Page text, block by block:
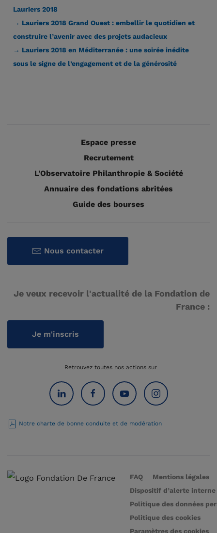
Lauriers 2018
→ Lauriers 2018 Grand Ouest : embellir le quotidien et
construire l’avenir avec des projets audacieux
→ Lauriers 2018 en Méditerranée : une soirée inédite
sous le signe de l’engagement et de la générosité
Espace presse
Recrutement
L'Observatoire Philanthropie & Société
Annuaire des fondations abritées
Guide des bourses
Nous contacter
Je veux recevoir l'actualité de la Fondation de
France :
Je m'inscris
Retrouvez toutes nos actions sur
Notre charte de bonne conduite et de modération
FAQ
Mentions légales
Dispositif d’alerte interne
Politique des données
Politique des cookies
Paramètres des cookies